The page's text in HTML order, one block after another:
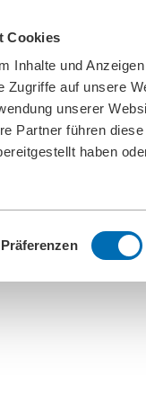
Cookies
Inhalte und
Zugriffe auf unsere
unserer
Partner führen
haben
Präferenzen